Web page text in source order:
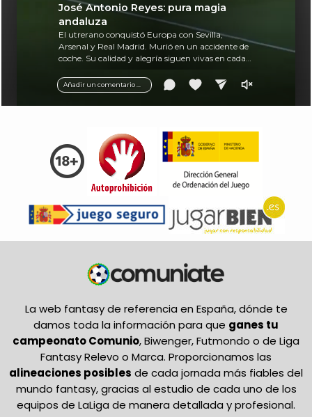
Añadir un comentario ...
José Antonio Reyes: pura magia
andaluza
El utrerano conquistó Europa con Sevilla,
Arsenal y Real Madrid. Murió en un accidente de
coche. Su calidad y alegría siguen vivas en cada
La web fantasy de referencia en España, dónde te
damos toda la información para que ganes tu
campeonato Comunio, Biwenger, Futmondo o de Liga
Fantasy Relevo o Marca. Proporcionamos las
alineaciones posibles de cada jornada más fiables del
mundo fantasy, gracias al estudio de cada uno de los
equipos de LaLiga de manera detallada y profesional.